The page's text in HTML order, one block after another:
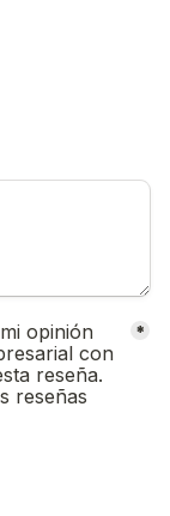
opinión
con
reseña.
reseñas
*